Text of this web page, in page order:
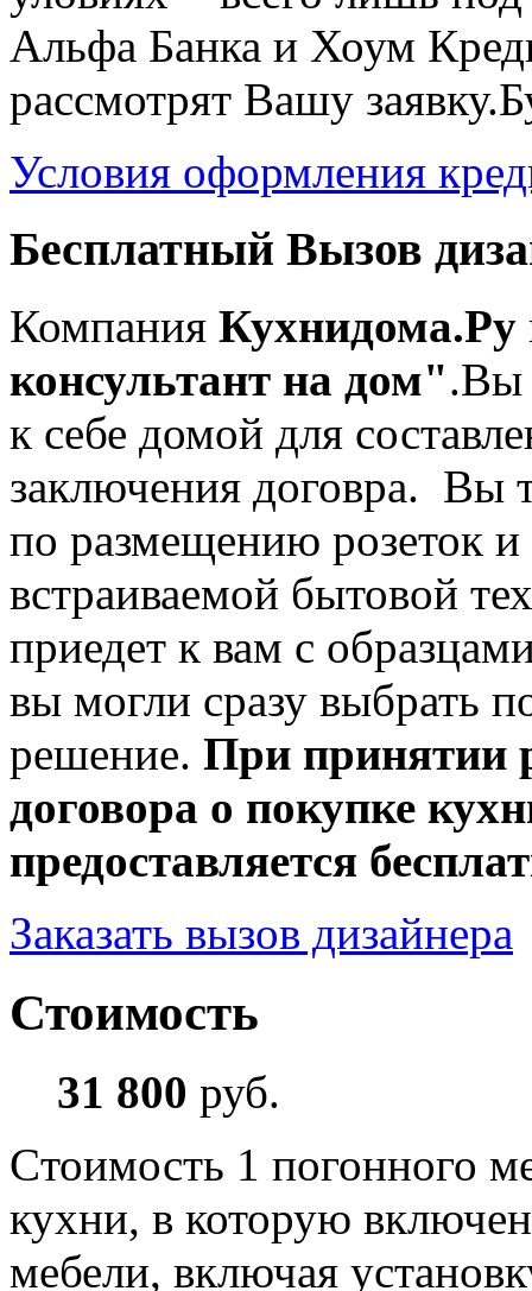
Альфа Банка и Хоум
рассмотрят Вашу
Условия оформления
Бесплатный Вызов
Компания Кухнидома.Ру
консультант на дом".Вы
к себе домой для
заключения договра. Вы
по размещению розеток
встраиваемой бытовой
приедет к вам с
вы могли сразу выбрать
решение. При принятии
договора о покупке
предоставляется
Заказать вызов дизайнера
Стоимость
31 800 руб.
Cтоимость 1 погонного
кухни, в которую
мебели, включая